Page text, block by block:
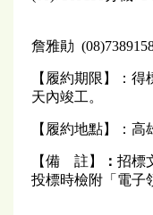
規格部分
詹雅勛
【履約期限】：
天內竣工。
【履約地點】：
【備 註】 ： 招標
投標時檢附「電子